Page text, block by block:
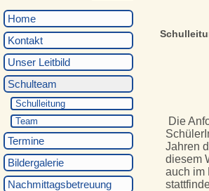
Home
Kontakt
Unser Leitbild
Schulteam
Schulleitung
Team
Termine
Bildergalerie
Nachmittagsbetreuung
Die
Jahren
diesem
auch im